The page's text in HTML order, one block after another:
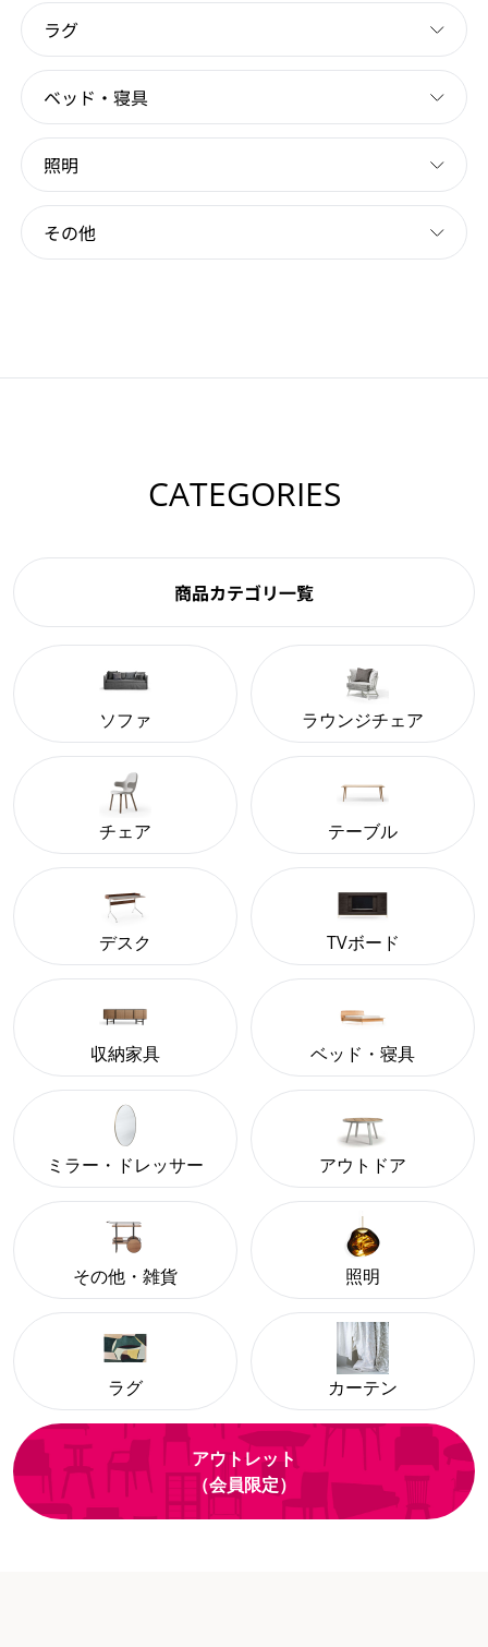
ラグ
ベッド・寝具
照明
その他
CATEGORIES
商品カテゴリ一覧
ソファ ラウンジチェア
チェア テーブル
デスク TVボード
収納家具 ベッド・寝具
ミラー・ドレッサー アウトドア
その他・雑貨 照明
ラグ カーテン
アウトレット
（会員限定）